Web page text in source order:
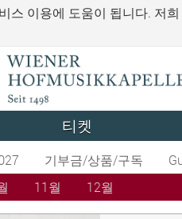
스 이용에 도움이 됩니다. 저
티켓
기부금/상품/구독
11월 12월